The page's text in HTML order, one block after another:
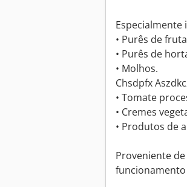
Especialmente
• Purês de
• Purês de
• Molhos.
Chsdpfx
• Tomate
• Cremes
• Produtos de
Proveniente